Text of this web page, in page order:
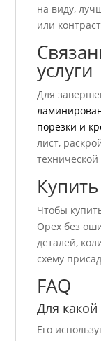
на виду,
или
услуги
Для
порезки и
лист,
Чтобы
Орех без
деталей,
схему
FAQ
Для
Его